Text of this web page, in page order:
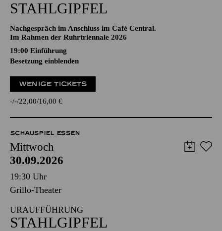
STAHLGIPFEL
Nachgespräch im Anschluss im Café Central.
Im Rahmen der Ruhrtriennale 2026
19:00 Einführung
Besetzung einblenden
WENIGE TICKETS
- - 22,00 16,00 €
SCHAUSPIEL ESSEN
Mittwoch
30.09.2026
19:30 Uhr
Grillo-Theater
URAUFFÜHRUNG
STAHLGIPFEL